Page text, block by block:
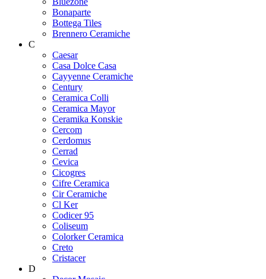
Bonaparte
Bottega Tiles
Brennero Ceramiche
C
Caesar
Casa Dolce Casa
Cayyenne Ceramiche
Century
Ceramica Colli
Ceramica Mayor
Ceramika Konskie
Cercom
Cerdomus
Cerrad
Cevica
Cicogres
Cifre Ceramica
Cir Ceramiche
Cl Ker
Codicer 95
Coliseum
Colorker Ceramica
Creto
Cristacer
D